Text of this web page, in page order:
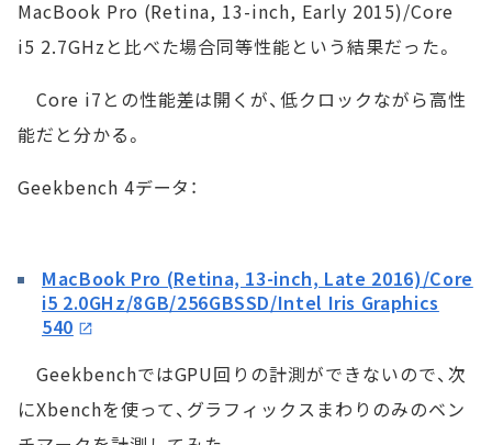
MacBook Pro (Retina, 13-inch, Early 2015)/Core
i5 2.7GHzと比べた場合同等性能という結果だった。
Core i7との性能差は開くが、低クロックながら高性
能だと分かる。
Geekbench 4データ：
MacBook Pro (Retina, 13-inch, Late 2016)/Core
i5 2.0GHz/8GB/256GBSSD/Intel Iris Graphics
540
GeekbenchではGPU回りの計測ができないので、次
にXbenchを使って、グラフィックスまわりのみのベン